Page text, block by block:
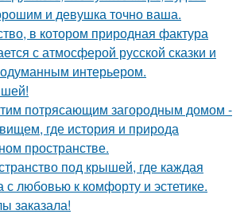
и девушка точно ваша.
в котором природная фактура
с атмосферой русской сказки и
интерьером.
потрясающим загородным домом -
где история и природа
пространстве.
под крышей, где каждая
с любовью к комфорту и эстетике.
заказала!